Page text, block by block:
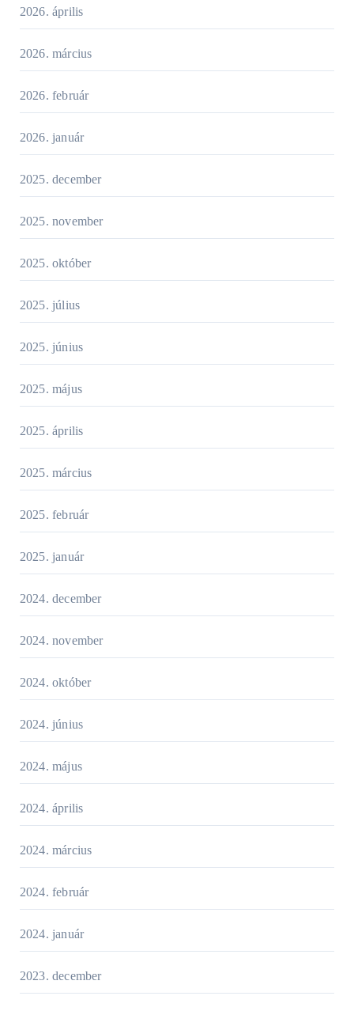
2026. április
2026. március
2026. február
2026. január
2025. december
2025. november
2025. október
2025. július
2025. június
2025. május
2025. április
2025. március
2025. február
2025. január
2024. december
2024. november
2024. október
2024. június
2024. május
2024. április
2024. március
2024. február
2024. január
2023. december